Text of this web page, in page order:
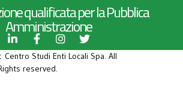
qualificata per la Pubblica
Amministrazione
Studi Enti Locali Spa. All
reserved.